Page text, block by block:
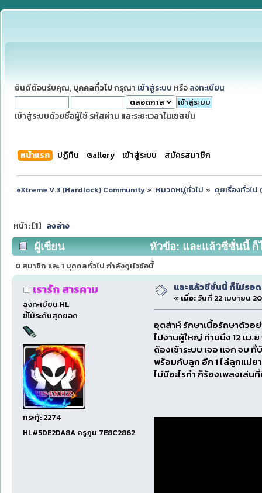
ยินดีต้อนรับคุณ, บุคคลทั่วไปกรุณา เข้าสู่ระบบ หรือ ลงทะเบียน
เข้าสู่ระบบด้วยชื่อผู้ใช้ รหัสผ่าน และระยะเวลาในเซสชั่น
หน้าแรก ปฏิทิน Gallery เข้าสู่ระบบ สมัครสมาชิก
eXtreme V.3 (Hardlock) Community» หมวดหมู่ทั่วไป » คุยเรื่องทั่วไป
หน้า: [1] ลงล่าง
ผู้เขียน หัวข้อ: และแล้วซีซั่นนี้ ก็
0 สมาชิก และ 1 บุคคลทั่วไป กำลังดูหัวข้อนี้
เรารัก สารคาม
ลงทะเบียน HL
ขี้โม้ระดับสุดยอด
กระทู้: 2274
HL#5DE2DA8A ครูภูม 7E8C2862
และแล้วซีซั่นนี้ ก็ไม่รอ
« เมื่อ:วันที่ 22 เมษายน
อุตส่าห์ รักษาเนื้อรักษาตัวอ
ไปงานผู้ใหญ่ ท่านนึง 12 เม.
ต้องเข้าระบบ เจอ แจก จบ ที่
พร้อมกับลูก อีก 1 ไล่ลูกแม่
ไม่มีอะไรทำ ก็ร้องเพลงเล่น